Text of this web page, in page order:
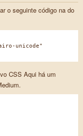
o seguinte código na do
unicode"
CSS Aqui há um